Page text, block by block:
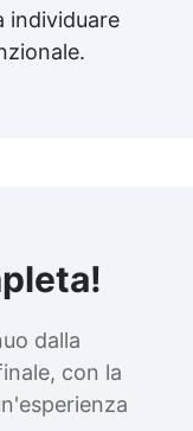
individuare
dalla
con la